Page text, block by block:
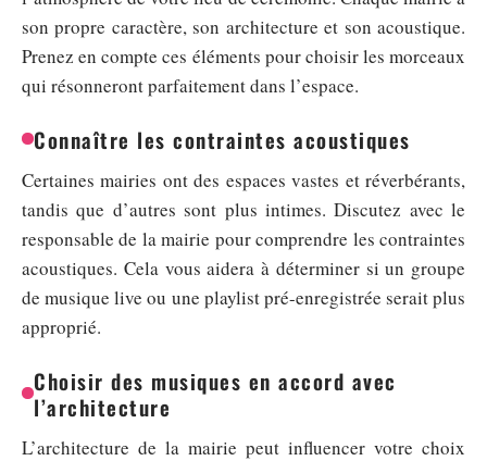
son propre caractère, son architecture et son acoustique.
Prenez en compte ces éléments pour choisir les morceaux
qui résonneront parfaitement dans l’espace.
Connaître les contraintes acoustiques
Certaines mairies ont des espaces vastes et réverbérants,
tandis que d’autres sont plus intimes. Discutez avec le
responsable de la mairie pour comprendre les contraintes
acoustiques. Cela vous aidera à déterminer si un groupe
de musique live ou une playlist pré-enregistrée serait plus
approprié.
Choisir des musiques en accord avec
l’architecture
L’architecture de la mairie peut influencer votre choix